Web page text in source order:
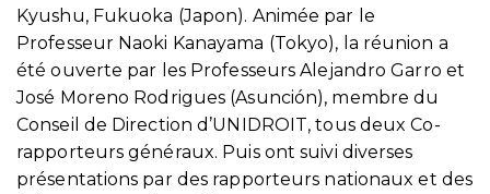
Kyushu, Fukuoka (Japon). Animée par le
Professeur Naoki Kanayama (Tokyo), la réunion a
été ouverte par les Professeurs Alejandro Garro et
José Moreno Rodrigues (Asunción), membre du
Conseil de Direction d’UNIDROIT, tous deux Co-
rapporteurs généraux. Puis ont suivi diverses
présentations par des rapporteurs nationaux et des